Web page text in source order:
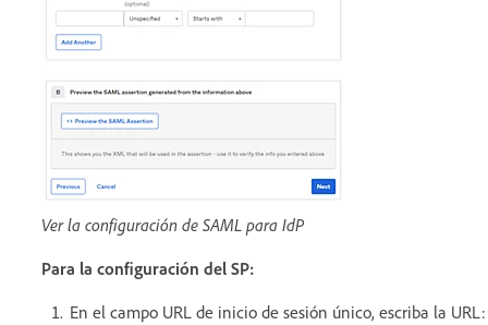
Ver la configuración de SAML para IdP
Para la configuración del SP:
En el campo URL de inicio de sesión único, escriba la URL: